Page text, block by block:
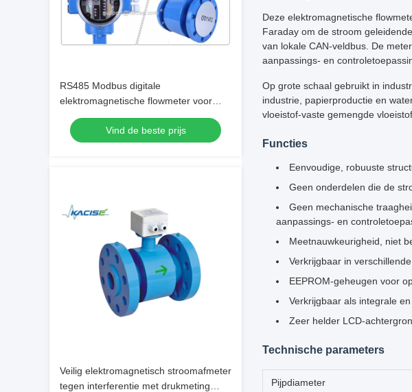
RS485 Modbus digitale
elektromagnetische flowmeter voor
zure alkalibestendige vloeistoffen met
hoge nauwkeurigheid
Vind de beste prijs
Veilig elektromagnetisch stroomafmeter
tegen interferentie met drukmeting
Deze elektromagnetische
Faraday om de stroom
van lokale CAN-veldbus. De
aanpassings- en
Op grote schaal gebruikt in
industrie, papierproductie en
vloeistof-vaste gemengde
Functies
Eenvoudige, robuuste
Geen onderdelen die de
Geen mechanische
aanpassings- en
Meetnauwkeurigheid, niet
Verkrijgbaar in
EEPROM-geheugen voor
Verkrijgbaar als integrale
Zeer helder LCD-
Technische parameters
Pijpdiameter